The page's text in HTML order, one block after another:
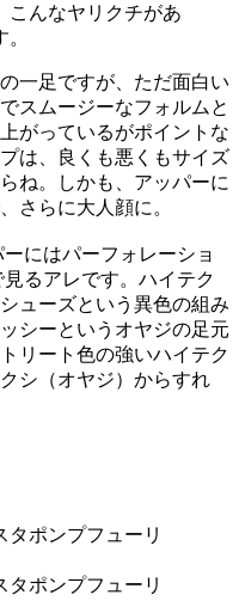
こんなヤリクチがあ
一足ですが、ただ面白い
スムージーなフォルムと
がっているがポイントな
は、良くも悪くもサイズ
ね。しかも、アッパーに
さらに大人顔に。
にはパーフォレーショ
るアレです。ハイテク
ューズという異色の組み
シーというオヤジの足元
リート色の強いハイテク
シ（オヤジ）からすれ